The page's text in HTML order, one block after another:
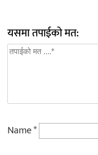
यसमा तपाईको मत:
Name*